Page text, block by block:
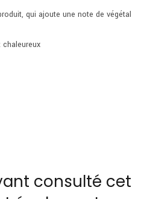
qui ajoute une note de végétal
consulté cet